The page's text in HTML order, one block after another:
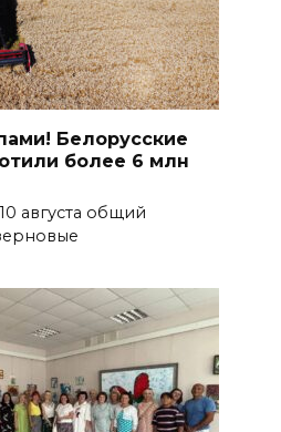
Белорусские
более 6 млн
августа общий